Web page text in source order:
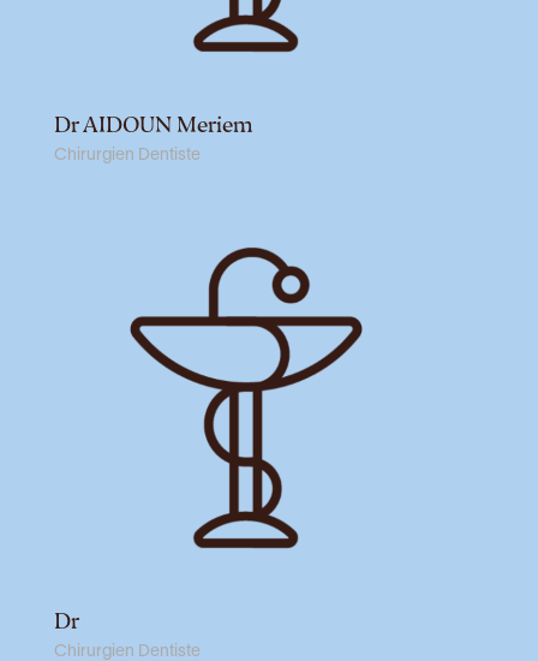
Dr AIDOUN Meriem
Chirurgien Dentiste
Dr
Chirurgien Dentiste